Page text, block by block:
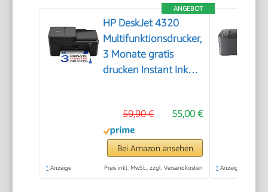
ANGEBOT
HP DeskJet 4320
Multifunktionsdrucker,
3 Monate gratis
drucken Instant Ink
WLAN, Automatischer
Vorlageneinzug,
Tinte: 308/308e
55,00 €
59,90 €
Bei Amazon ansehen
* Anzeige Preis inkl. MwSt., zzgl. Versandkosten * Anzeige